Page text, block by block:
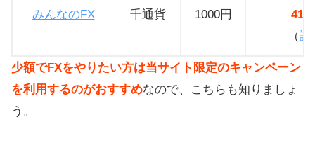
みんなのFX 千通貨 1000円
（詳
少額でFXをやりたい方は当サイト限定のキャンペーン
を利用するのがおすすめなので、こちらも知りましょ
う。